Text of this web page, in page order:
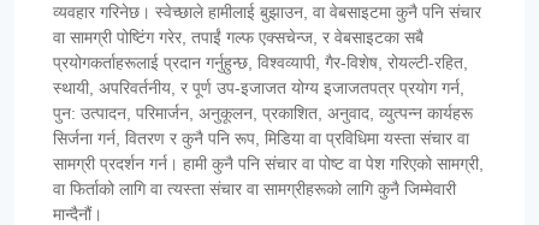
व्यवहार गरिनेछ। स्वेच्छाले हामीलाई बुझाउन, वा वेबसाइटमा कुनै पनि संचार
वा सामग्री पोष्टिंग गरेर, तपाईं गल्फ एक्सचेन्ज, र वेबसाइटका सबै
प्रयोगकर्ताहरूलाई प्रदान गर्नुहुन्छ, विश्वव्यापी, गैर-विशेष, रोयल्टी-रहित,
स्थायी, अपरिवर्तनीय, र पूर्ण उप-इजाजत योग्य इजाजतपत्र प्रयोग गर्न,
पुन: उत्पादन, परिमार्जन, अनुकूलन, प्रकाशित, अनुवाद, व्युत्पन्न कार्यहरू
सिर्जना गर्न, वितरण र कुनै पनि रूप, मिडिया वा प्रविधिमा यस्ता संचार वा
सामग्री प्रदर्शन गर्न। हामी कुनै पनि संचार वा पोष्ट वा पेश गरिएको सामग्री,
वा फिर्ताको लागि वा त्यस्ता संचार वा सामग्रीहरूको लागि कुनै जिम्मेवारी
मान्दैनौं।